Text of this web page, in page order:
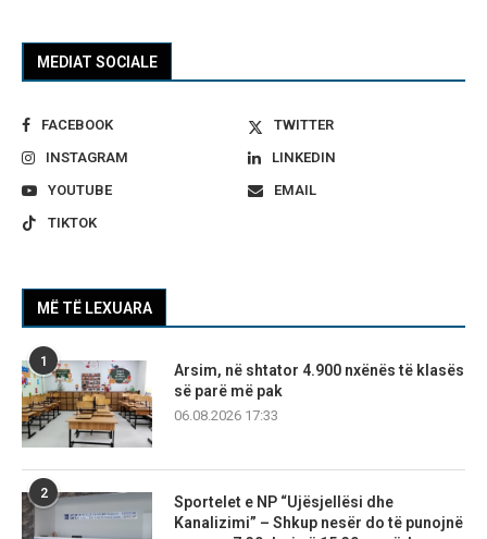
MEDIAT SOCIALE
FACEBOOK
TWITTER
INSTAGRAM
LINKEDIN
YOUTUBE
EMAIL
TIKTOK
MË TË LEXUARA
1
Arsim, në shtator 4.900 nxënës të klasës
së parë më pak
06.08.2026 17:33
2
Sportelet e NP “Ujësjellësi dhe
Kanalizimi” – Shkup nesër do të punojnë